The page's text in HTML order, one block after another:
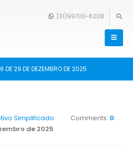
(31)99700-6208
DE 29 DE DEZEMBRO DE 2025
Simplificado Comments: 0
de 2025